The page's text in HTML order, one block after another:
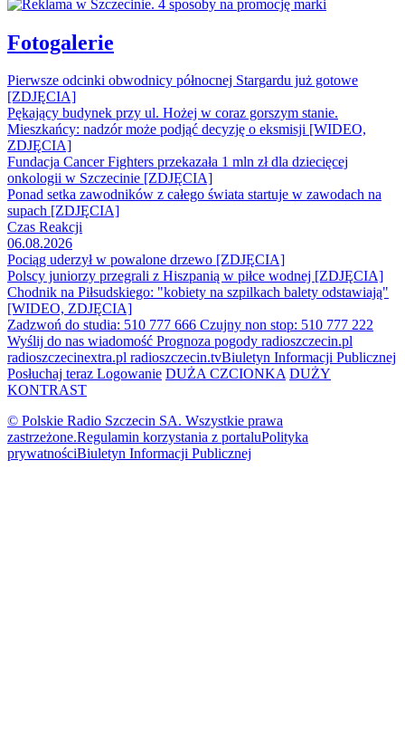
Fotogalerie
Pierwsze odcinki obwodnicy północnej Stargardu już gotowe
[ZDJĘCIA]
Pękający budynek przy ul. Hożej w coraz gorszym stanie.
Mieszkańcy: nadzór może podjąć decyzję o eksmisji [WIDEO,
ZDJĘCIA]
Fundacja Cancer Fighters przekazała 1 mln zł dla dziecięcej
onkologii w Szczecinie [ZDJĘCIA]
Ponad setka zawodników z całego świata startuje w zawodach na
supach [ZDJĘCIA]
Czas Reakcji
06.08.2026
Pociąg uderzył w powalone drzewo [ZDJĘCIA]
Polscy juniorzy przegrali z Hiszpanią w piłce wodnej [ZDJĘCIA]
Chodnik na Piłsudskiego: "kobiety na szpilkach balety odstawiają"
[WIDEO, ZDJĘCIA]
Zadzwoń do studia: 510 777 666 Czujny non stop: 510 777 222
Wyślij do nas wiadomość Prognoza pogody radioszczecin.pl
radioszczecinextra.pl radioszczecin.tvBiuletyn Informacji Publicznej
Posłuchaj teraz Logowanie DUŻA CZCIONKA DUŻY
KONTRAST
© Polskie Radio Szczecin SA. Wszystkie prawa
zastrzeżone.Regulamin korzystania z portaluPolityka
prywatnościBiuletyn Informacji Publicznej